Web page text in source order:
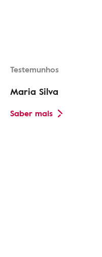
Testemunhos
Maria Silva
Saber mais